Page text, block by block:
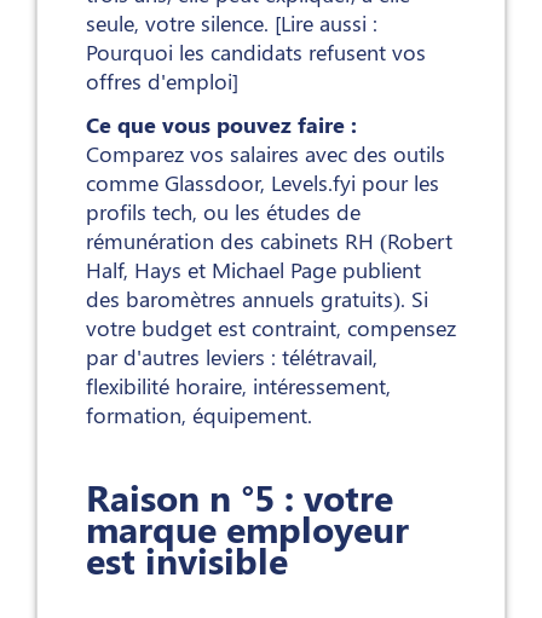
seule, votre silence. [Lire aussi :
Pourquoi les candidats refusent vos
offres d'emploi]
Ce que vous pouvez faire :
Comparez vos salaires avec des outils
comme Glassdoor, Levels.fyi pour les
profils tech, ou les études de
rémunération des cabinets RH (Robert
Half, Hays et Michael Page publient
des baromètres annuels gratuits). Si
votre budget est contraint, compensez
par d'autres leviers : télétravail,
flexibilité horaire, intéressement,
formation, équipement.
Raison n °5 : votre
marque employeur
est invisible